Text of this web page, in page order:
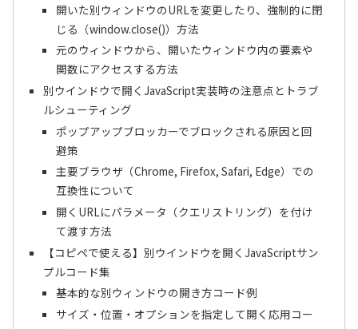
開いた別ウィンドウのURLを変更したり、強制的に閉
じる（window.close()）方法
元のウィンドウから、開いたウィンドウ内の要素や
関数にアクセスする方法
別ウインドウで開くJavaScript実装時の注意点とトラブ
ルシューティング
ポップアップブロッカーでブロックされる原因と回
避策
主要ブラウザ（Chrome, Firefox, Safari, Edge）での
互換性について
開くURLにパラメータ（クエリストリング）を付け
て渡す方法
【コピペで使える】別ウインドウを開くJavaScriptサン
プルコード集
基本的な別ウィンドウの開き方コード例
サイズ・位置・オプションを指定して開く応用コー